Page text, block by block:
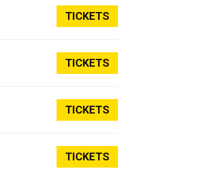
TICKETS
TICKETS
TICKETS
TICKETS